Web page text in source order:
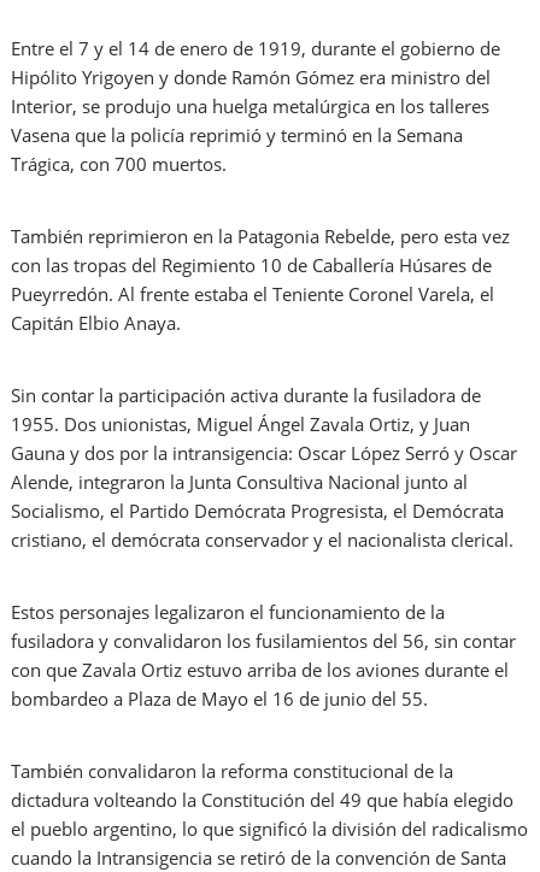
Entre el 7 y el 14 de enero de 1919, durante el gobierno de
Hipólito Yrigoyen y donde Ramón Gómez era ministro del
Interior, se produjo una huelga metalúrgica en los talleres
Vasena que la policía reprimió y terminó en la Semana
Trágica, con 700 muertos.
También reprimieron en la Patagonia Rebelde, pero esta vez
con las tropas del Regimiento 10 de Caballería Húsares de
Pueyrredón. Al frente estaba el Teniente Coronel Varela, el
Capitán Elbio Anaya.
Sin contar la participación activa durante la fusiladora de
1955. Dos unionistas, Miguel Ángel Zavala Ortiz, y Juan
Gauna y dos por la intransigencia: Oscar López Serró y Oscar
Alende, integraron la Junta Consultiva Nacional junto al
Socialismo, el Partido Demócrata Progresista, el Demócrata
cristiano, el demócrata conservador y el nacionalista clerical.
Estos personajes legalizaron el funcionamiento de la
fusiladora y convalidaron los fusilamientos del 56, sin contar
con que Zavala Ortiz estuvo arriba de los aviones durante el
bombardeo a Plaza de Mayo el 16 de junio del 55.
También convalidaron la reforma constitucional de la
dictadura volteando la Constitución del 49 que había elegido
el pueblo argentino, lo que significó la división del radicalismo
cuando la Intransigencia se retiró de la convención de Santa